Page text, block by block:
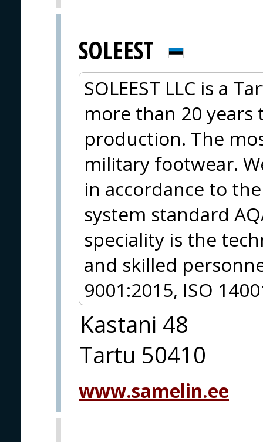
SOLEEST
SOLEEST LLC is a
more than 20
production. The
military footwear.
in accordance to
system standard
speciality is the
and skilled
9001:2015, ISO
Kastani 48
Tartu 50410
www.samelin.ee